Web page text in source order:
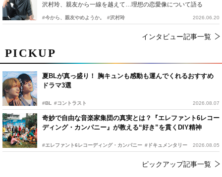
PICKUP
夏BLが真っ盛り！ 胸キュンも感動も運んでくれるおすすめ
ドラマ3選
#BL #コントラスト 2026.08.07
奇妙で自由な音楽家集団の真実とは？『エレファント6レコー
ディング・カンパニー』が教える“好き”を貫くDIY精神
#エレファント6レコーディング・カンパニー #ドキュメンタリー 2026.08.05
ピックアップ記事一覧
沢村玲、親友から一線を越えて…理想の恋愛像について語る
#今から、親友やめようか。 #沢村玲 2026.06.20
インタビュー記事一覧